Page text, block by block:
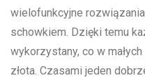
wielofunkcyjne
⁤schowkiem. Dzięki temu
wykorzystany, co w
złota. Czasami jeden